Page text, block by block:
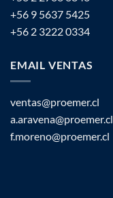
+56 9 5637 5425
+56 2 3222 0334
EMAIL VENTAS
ventas@proemer.cl
a.aravena@proemer.cl
f.moreno@proemer.cl